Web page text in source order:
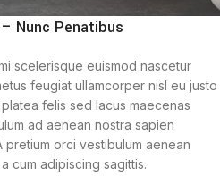
Nunc Penatibus
scelerisque euismod nascetur
feugiat ullamcorper nisl eu justo
felis sed lacus maecenas
ad aenean nostra sapien
pretium orci vestibulum aenean
cum adipiscing sagittis.